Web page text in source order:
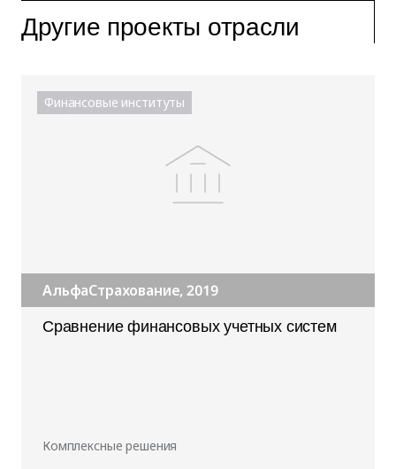
Другие проекты отрасли
Финансовые институты
АльфаСтрахование, 2019
Сравнение финансовых учетных систем
Комплексные решения